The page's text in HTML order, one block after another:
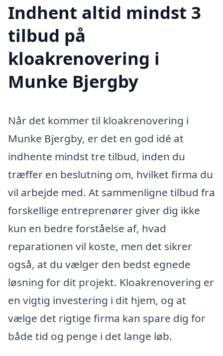
Indhent altid mindst 3
tilbud på
kloakrenovering i
Munke Bjergby
Når det kommer til kloakrenovering i
Munke Bjergby, er det en god idé at
indhente mindst tre tilbud, inden du
træffer en beslutning om, hvilket firma du
vil arbejde med. At sammenligne tilbud fra
forskellige entreprenører giver dig ikke
kun en bedre forståelse af, hvad
reparationen vil koste, men det sikrer
også, at du vælger den bedst egnede
løsning for dit projekt. Kloakrenovering er
en vigtig investering i dit hjem, og at
vælge det rigtige firma kan spare dig for
både tid og penge i det lange løb.